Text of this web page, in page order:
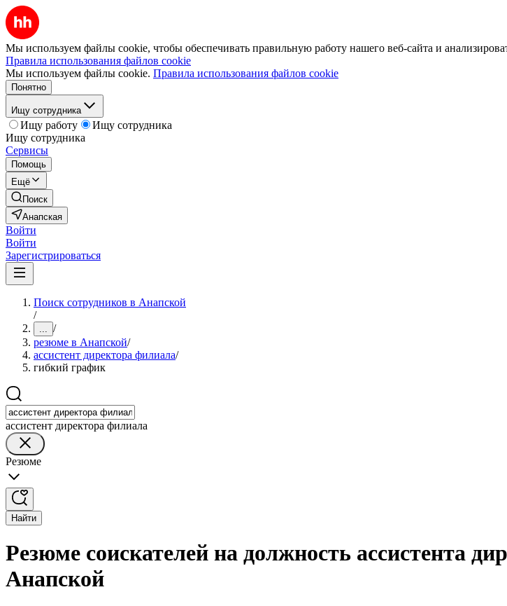
Мы используем файлы cookie, чтобы обеспечивать правильную работу нашего веб-сайта и
Правила использования файлов cookie
Мы используем файлы cookie. Правила использования файлов cookie
Понятно
Ищу сотрудника
Ищу работу
Ищу сотрудника
Ищу сотрудника
Сервисы
Помощь
Ещё
Поиск
Анапская
Войти
Войти
Зарегистрироваться
Поиск сотрудников в Анапской
/
... /
резюме в Анапской/
ассистент директора филиала/
гибкий график
ассистент директора филиала
Резюме
Найти
Резюме соискателей на должность ассистента
Анапской